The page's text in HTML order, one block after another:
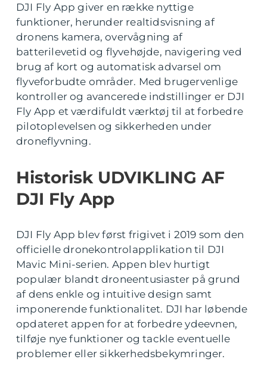
DJI Fly App giver en række nyttige
funktioner, herunder realtidsvisning af
dronens kamera, overvågning af
batterilevetid og flyvehøjde, navigering ved
brug af kort og automatisk advarsel om
flyveforbudte områder. Med brugervenlige
kontroller og avancerede indstillinger er DJI
Fly App et værdifuldt værktøj til at forbedre
pilotoplevelsen og sikkerheden under
droneflyvning.
Historisk UDVIKLING AF
DJI Fly App
DJI Fly App blev først frigivet i 2019 som den
officielle dronekontrolapplikation til DJI
Mavic Mini-serien. Appen blev hurtigt
populær blandt droneentusiaster på grund
af dens enkle og intuitive design samt
imponerende funktionalitet. DJI har løbende
opdateret appen for at forbedre ydeevnen,
tilføje nye funktioner og tackle eventuelle
problemer eller sikkerhedsbekymringer.